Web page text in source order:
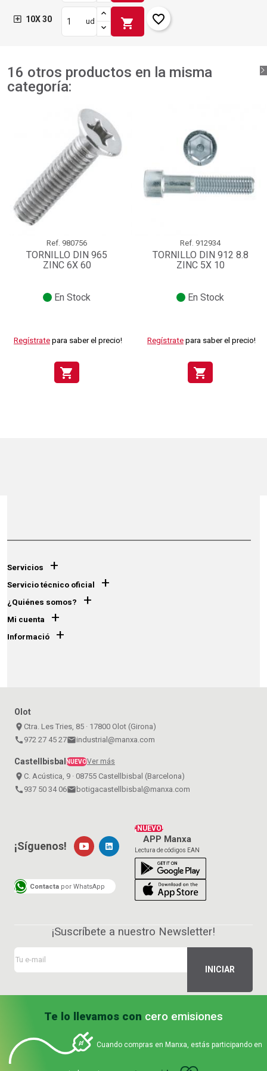
10X 30 ud shopping_cart favorite_border
16 otros productos en la misma
categoría:
Ref. 980756
TORNILLO DIN 965
ZINC 6X 60
En Stock
Regístrate para saber el precio!
shopping_cart
Ref. 912934
TORNILLO DIN 912 8.8
ZINC 5X 10
En Stock
Regístrate para saber el precio!
shopping_cart
Servicios +
Servicio técnico oficial +
¿Quiénes somos? +
Mi cuenta +
Informació +
Olot
place Ctra. Les Tries, 85 · 17800 Olot (Girona)
call 972 27 45 27emailindustrial@manxa.com
CastellbisbalNUEVOVer más
place C. Acústica, 9 · 08755 Castellbisbal (Barcelona)
call 937 50 34 06emailbotigacastellbisbal@manxa.com
¡NUEVO!
APP Manxa
Lectura de códigos EAN
¡Síguenos!
Contacta por WhatsApp
¡Suscríbete a nuestro Newsletter!
Te lo llevamos con cero emisiones
Cuando compras en Manxa, estás participando en